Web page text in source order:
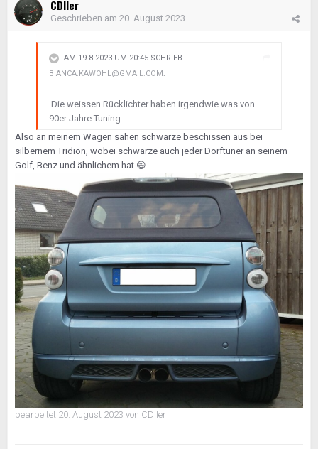
CDIler
Geschrieben am 20. August 2023
AM 19.8.2023 UM 20:45 SCHRIEB
BIANCA.KAWOHL@GMAIL.COM:
Die weissen Rücklichter haben irgendwie was von
90er Jahre Tuning.
Also an meinem Wagen sähen schwarze beschissen aus bei
silbernem Tridion, wobei schwarze auch jeder Dorftuner an seinem
Golf, Benz und ähnlichem hat 😄
bearbeitet 20. August 2023 von CDIler